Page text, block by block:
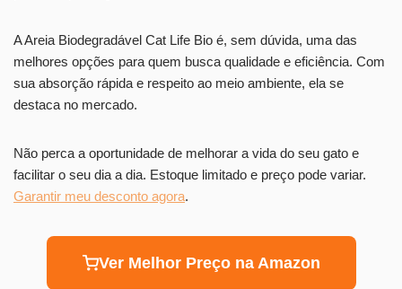
A Areia Biodegradável Cat Life Bio é, sem dúvida, uma das
melhores opções para quem busca qualidade e eficiência. Com
sua absorção rápida e respeito ao meio ambiente, ela se
destaca no mercado.
Não perca a oportunidade de melhorar a vida do seu gato e
facilitar o seu dia a dia. Estoque limitado e preço pode variar.
Garantir meu desconto agora.
Ver Melhor Preço na Amazon